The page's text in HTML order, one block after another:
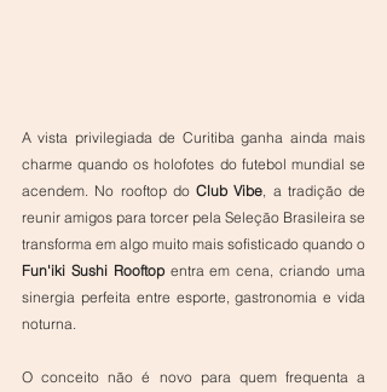
A vista privilegiada de Curitiba ganha ainda mais
charme quando os holofotes do futebol mundial se
acendem. No rooftop do Club Vibe , a tradição de
reunir amigos para torcer pela Seleção Brasileira se
Fun'iki Sushi Rooftop entra em cena, criando uma
sinergia perfeita entre esporte, gastronomia e vida
noturna.
O conceito não é novo para quem frequenta a